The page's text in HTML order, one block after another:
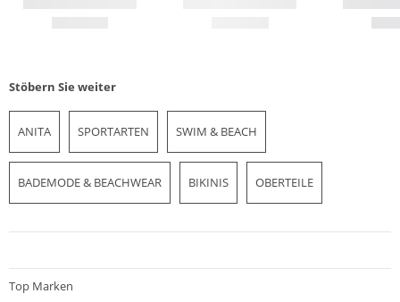
Stöbern Sie weiter
ANITA SPORTARTEN SWIM & BEACH
BADEMODE & BEACHWEAR BIKINIS OBERTEILE
Top Marken